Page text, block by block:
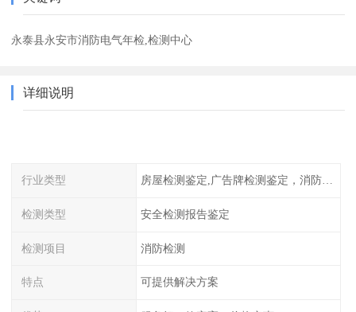
永泰县永安市消防电气年检,检测中心
详细说明
行业类型 房屋检测鉴定,广告牌检测鉴定，消防检测
检测类型 安全检测报告鉴定
检测项目 消防检测
特点 可提供解决方案